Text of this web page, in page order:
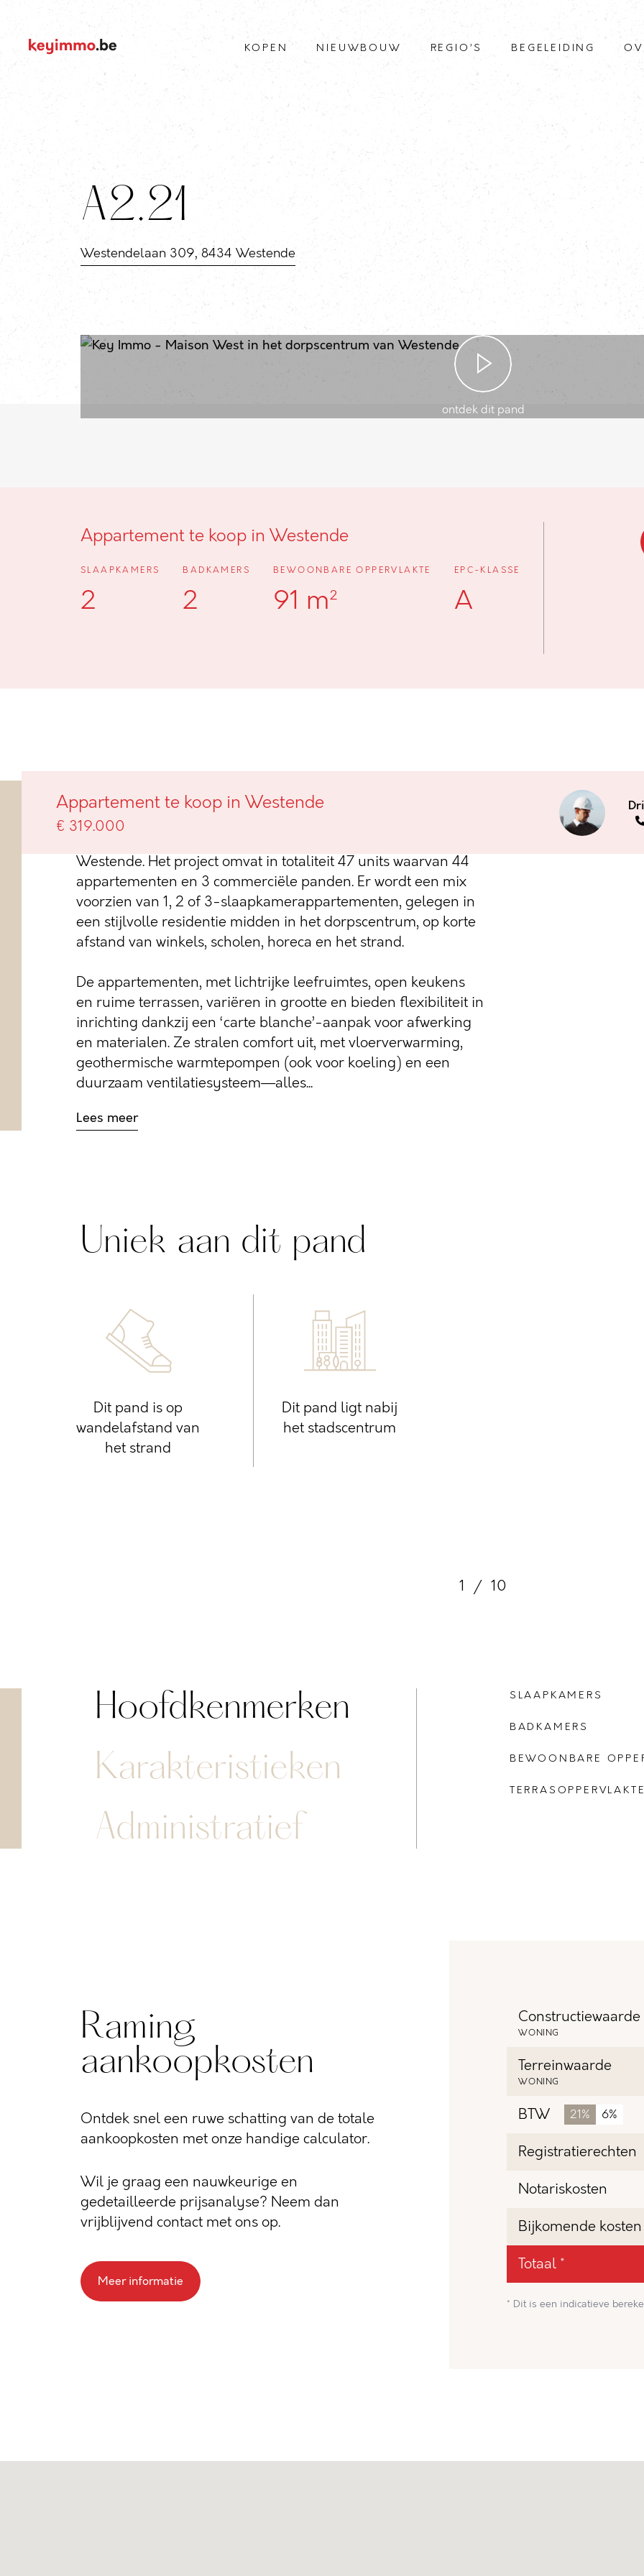
KOPEN NIEUWBOUW REGIO’S BEGELEIDING
A2.21
Westendelaan 309, 8434 Westende
ontdek dit pand
Appartement te koop in Westende
SLAAPKAMERS
2
BADKAMERS
2
BEWOONBARE OPPERVLAKTE
91 m²
EPC-KLASSE
A
Appartement te koop in Westende
€ 319.000
Maison West in het dorpscentrum van Westende
Westende. Het project omvat in totaliteit 47 units waarvan 44
appartementen en 3 commerciële panden. Er wordt een mix
voorzien van 1, 2 of 3-slaapkamerappartementen, gelegen in
een stijlvolle residentie midden in het dorpscentrum, op korte
afstand van winkels, scholen, horeca en het strand.
De appartementen, met lichtrijke leefruimtes, open keukens
en ruime terrassen, variëren in grootte en bieden flexibiliteit in
inrichting dankzij een ‘carte blanche’-aanpak voor afwerking
en materialen. Ze stralen comfort uit, met vloerverwarming,
geothermische warmtepompen (ook voor koeling) en een
duurzaam ventilatiesysteem—alles...
Lees meer
Uniek aan dit pand
Dit pand is op
wandelafstand van
het strand
Dit pand ligt nabij
het stadscentrum
1 / 10
Hoofdkenmerken
Karakteristieken
Administratief
SLAAPKAMERS
BADKAMERS
BEWOONBARE
TERRASOPPERVLAKTE
Raming
aankoopkosten
Ontdek snel een ruwe schatting van de totale
aankoopkosten met onze handige calculator.
Wil je graag een nauwkeurige en
gedetailleerde prijsanalyse? Neem dan
vrijblijvend contact met ons op.
Meer informatie
Constructiewaarde
WONING
Terreinwaarde
WONING
BTW 21% 6%
Registratierechten
Notariskosten
Bijkomende kosten
Totaal *
* Dit is een indicatieve